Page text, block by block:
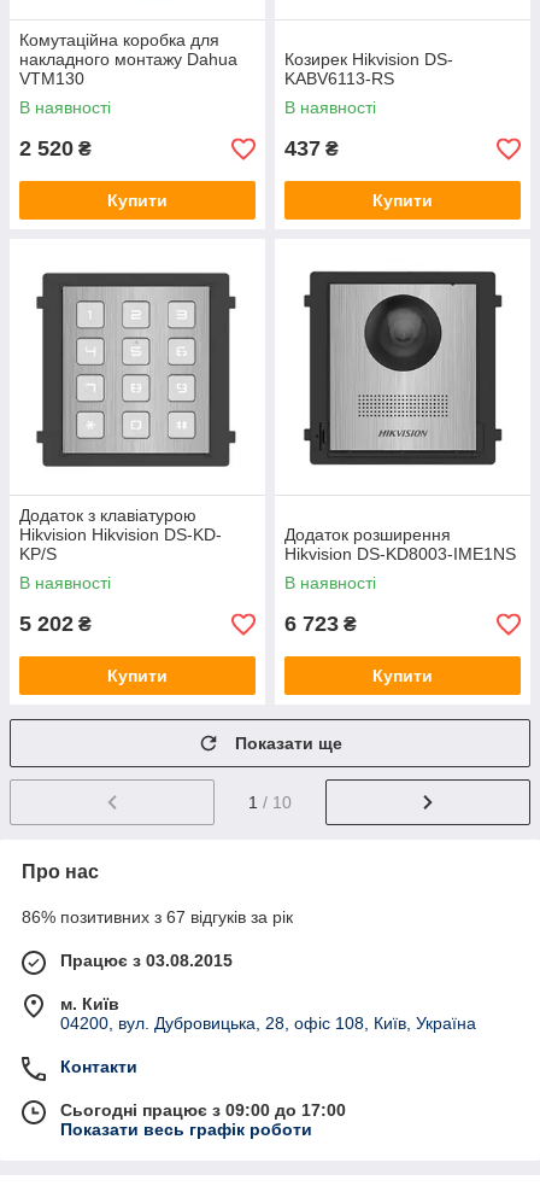
Комутаційна коробка для
накладного монтажу Dahua
VTM130
В наявності
2 520 ₴
Купити
Козирек Hikvision DS-
KABV6113-RS
В наявності
437 ₴
Купити
Додаток з клавіатурою
Hikvision Hikvision DS-KD-
KP/S
В наявності
5 202 ₴
Купити
Додаток розширення
Hikvision DS-KD8003-IME1NS
В наявності
6 723 ₴
Купити
Показати ще
1 / 10
Про нас
86% позитивних з 67 відгуків за рік
Працює з 03.08.2015
м. Київ
04200, вул. Дубровицька, 28, офіс 108, Київ, Україна
Контакти
Сьогодні працює з 09:00 до 17:00
Показати весь графік роботи